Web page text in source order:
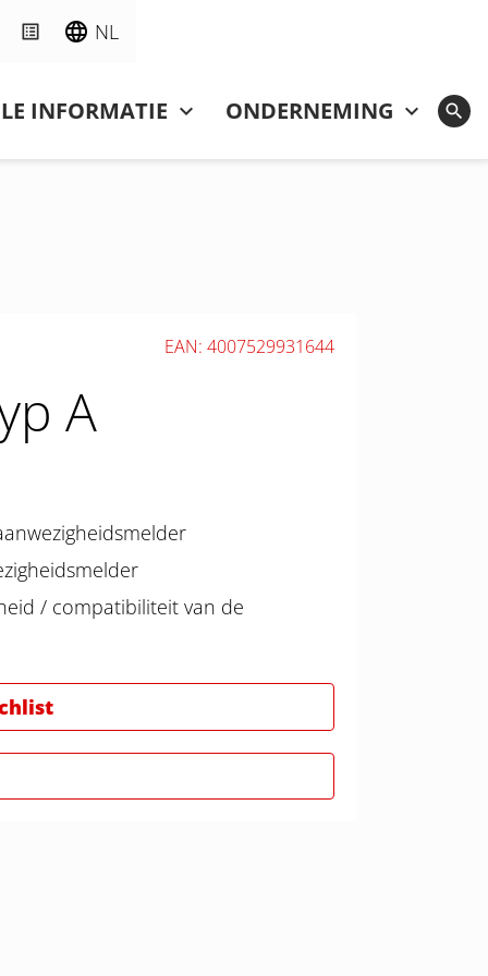
NL
INFORMATIE ONDERNEMING
EAN: 4007529931644
A
/ compatibiliteit van de